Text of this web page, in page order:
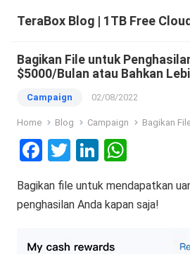
Bagikan File untuk
$5000/Bulan atau Bahkan
Campaign 02/08/2022
Home Blog Campaign Bagikan File untuk
F
ce
b
o
T
tt
er
Li
ke
dI
n
at
s
Bagikan file untuk mendapatkan
penghasilan Anda kapan saja!